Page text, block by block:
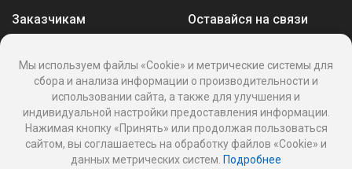
Заказчикам
Ваши запросы
Написать поставщику
Написать в поддержку
Реквизиты
Оставайся на связи
Мы используем файлы «Cookie» и метрические системы для
сбора и анализа информации о производительности и
использовании сайта, а также для улучшения и
индивидуальной настройки предоставления информации.
Нажимая кнопку «Принять» или продолжая пользоваться
сайтом, вы соглашаетесь на обработку файлов «Cookie» и
данных метрических систем. Подробнее